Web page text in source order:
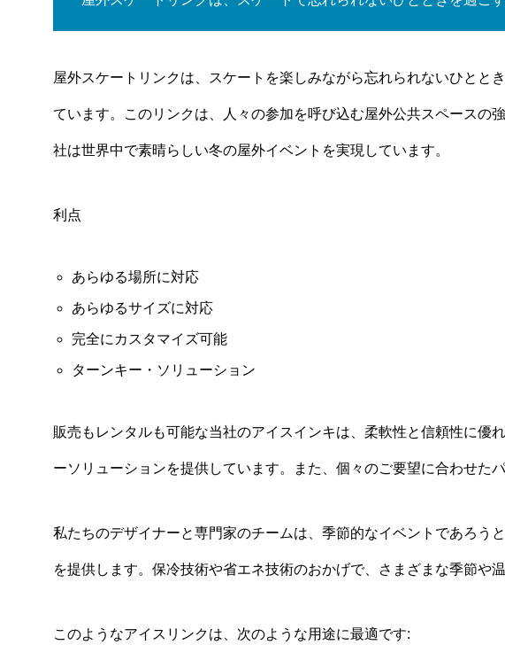
屋外スケートリンクは、スケートを楽しみながら忘れられないひと
ています。このリンクは、人々の参加を呼び込む屋外公共スペースの
社は世界中で素晴らしい冬の屋外イベントを実現しています。
利点
あらゆる場所に対応
あらゆるサイズに対応
完全にカスタマイズ可能
ターンキー・ソリューション
販売もレンタルも可能な当社のアイスインキは、柔軟性と信頼性に優
ーソリューションを提供しています。また、個々のご要望に合わせた
私たちのデザイナーと専門家のチームは、季節的なイベントであろう
を提供します。保冷技術や省エネ技術のおかげで、さまざまな季節や
このようなアイスリンクは、次のような用途に最適です: